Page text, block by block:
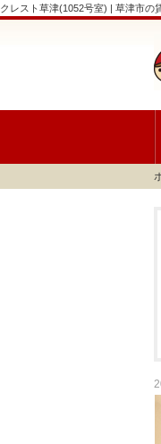
クレスト草津(1052号室) | 草津市の